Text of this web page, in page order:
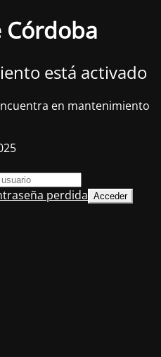
Córdoba
está activado
en mantenimiento
perdida